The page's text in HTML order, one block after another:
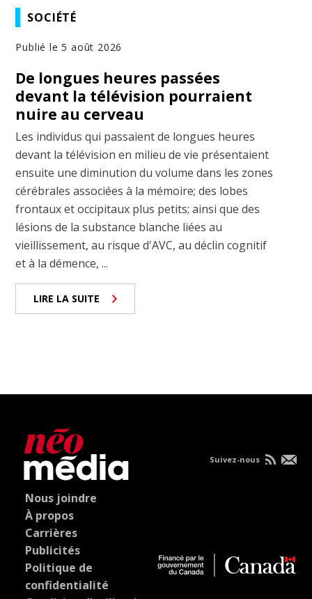
SOCIÉTÉ
Publié le 5 août 2026
De longues heures passées
devant la télévision pourraient
nuire au cerveau
Les individus qui passaient de longues heures
devant la télévision en milieu de vie présentaient
ensuite une diminution du volume dans les zones
cérébrales associées à la mémoire; des lobes
frontaux et occipitaux plus petits; ainsi que des
lésions de la substance blanche liées au
vieillissement, au risque d'AVC, au déclin cognitif
et à la démence, ...
LIRE LA SUITE
Nous joindre
À propos
Carrières
Publicités
Politique de
confidentialité
Suivez-nous